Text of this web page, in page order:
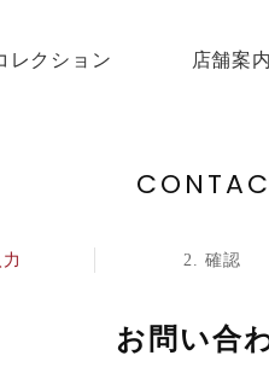
レクション 店舗案内
確認
お問い合